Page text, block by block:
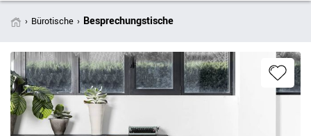
Bürotische Besprechungstische